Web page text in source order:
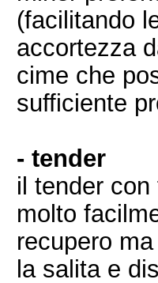
(facilitando
accortezza
cime che
sufficiente
- tender
il tender
molto
recupero
la salita e